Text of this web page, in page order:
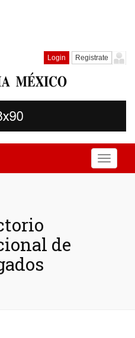
Login Registrate
Toggle
de